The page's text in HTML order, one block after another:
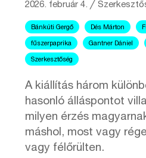
2026. február 4. ╱
Bánkúti Gergő Dés Márton
fűszerpaprika Gantner Dániel
Szerkesztőség
A kiállítás három
hasonló álláspontot
milyen érzés
máshol, most vagy
vagy félőrülten.